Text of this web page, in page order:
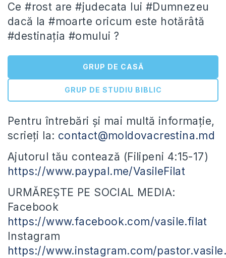
Ce #rost are #judecata lui #Dumnezeu
dacă la #moarte oricum este hotărâtă
#destinația #omului ?
GRUP DE CASĂ
GRUP DE STUDIU BIBLIC
Pentru întrebări și mai multă informație,
scrieți la: contact@moldovacrestina.md
Ajutorul tău contează (Filipeni 4:15-17)
https://www.paypal.me/VasileFilat
URMĂREȘTE PE SOCIAL MEDIA:
Facebook
https://www.facebook.com/vasile.filat
Instagram
https://www.instagram.com/